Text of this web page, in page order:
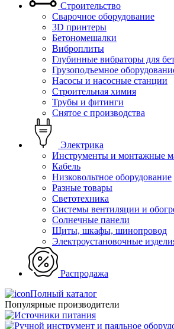
Строительство
Сварочное оборудование
3D принтеры
Бетономешалки
Виброплиты
Глубинные вибраторы для
Грузоподъемное
Насосы и насосные станции
Строительная химия
Трубы и фитинги
Снятое с производства
Электрика
Инструменты и монтажные
Кабель
Низковольтное оборудование
Разные товары
Светотехника
Системы вентиляции и
Солнечные панели
Щиты, шкафы, шинопровод
Электроустановочные
Распродажа
Полный каталог
Популярные производители